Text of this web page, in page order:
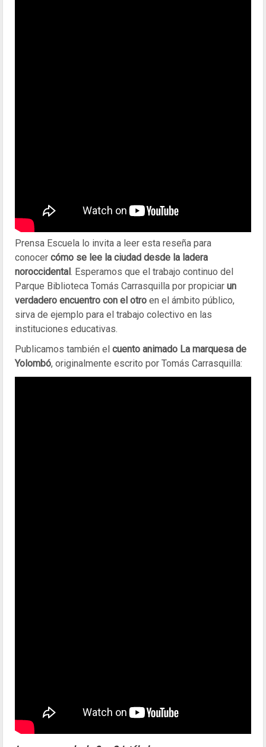
Prensa Escuela lo invita a leer esta reseña para
conocer cómo se lee la ciudad desde la ladera
noroccidental. Esperamos que el trabajo continuo del
Parque Biblioteca Tomás Carrasquilla por propiciar un
verdadero encuentro con el otro en el ámbito público,
sirva de ejemplo para el trabajo colectivo en las
instituciones educativas.
Publicamos también el cuento animado La marquesa de
Yolombó, originalmente escrito por Tomás Carrasquilla: